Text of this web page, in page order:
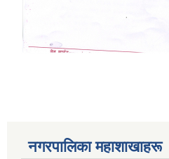
नगरपालिका महाशाखाहरू